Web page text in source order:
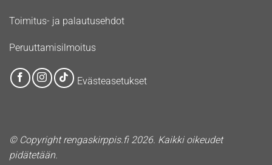
Toimitus- ja palautusehdot
Peruuttamisilmoitus
Evästeasetukset
© Copyright rengaskirppis.fi 2026. Kaikki oikeudet
pidätetään.